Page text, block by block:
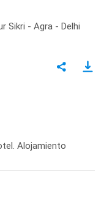
Sikri - Agra - Delhi
Alojamiento